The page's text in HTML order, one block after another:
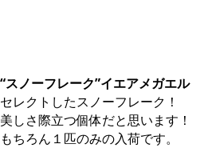
“スノーフレーク”イエアメガエ
セレクトしたスノーフレーク！
美しさ際立つ個体だと思います！
もちろん１匹のみの入荷です。